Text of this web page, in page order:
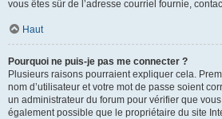
vous êtes sûr de l’adresse courriel fournie,
Haut
Pourquoi ne puis-je pas me connecter ?
Plusieurs raisons pourraient expliquer cela.
nom d’utilisateur et votre mot de passe soient
un administrateur du forum pour vérifier que
également possible que le propriétaire du site